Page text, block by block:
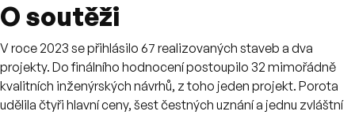
O soutěži
V roce 2023 se přihlásilo 67 realizovaných staveb a dva
projekty. Do finálního hodnocení postoupilo 32 mimořádně
kvalitních inženýrských návrhů, z toho jeden projekt. Porota
udělila čtyři hlavní ceny, šest čestných uznání a jednu zvláštní